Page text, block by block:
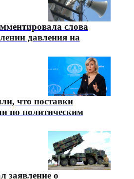
слова
давления на
что поставки
по политическим
заявление о